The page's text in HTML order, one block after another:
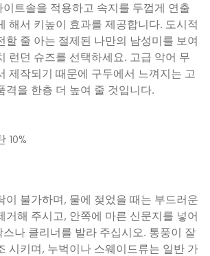
이트솔을 적용하고 속지를 두껍게 연출
해서 키높이 효과를 제공합니다. 도시적
할 줄 아는 절제된 나만의 남성미를 보여
런던 슈즈를 선택하세요. 고급 악어 무
제작되기 때문에 구두에서 느껴지는 고
격을 한층 더 높여 줄 것입니다.
10%
이 불가하며, 물에 젖었을 때는 부드러운
거해 주시고, 안쪽에 마른 신문지를 넣어
스나 클리너를 발라 주십시오. 통풍이 잘
시키며, 누벅이나 스웨이드류는 일반 가